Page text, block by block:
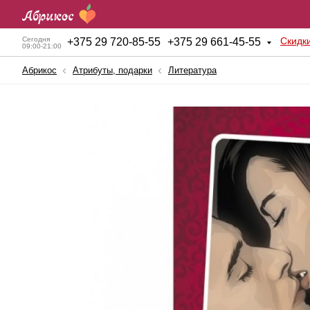
Сегодня
09:00-21:00
+375 29 720-85-55 +375 29 661-45-55
Вагины, мастурбаторы
Куклы для секса
Мужские помпы
Насадки и Кольца
Секс-машины
Страпоны
Фаллопротезы
Фаллоимитаторы
Абрикос Атрибуты, подарки Литература